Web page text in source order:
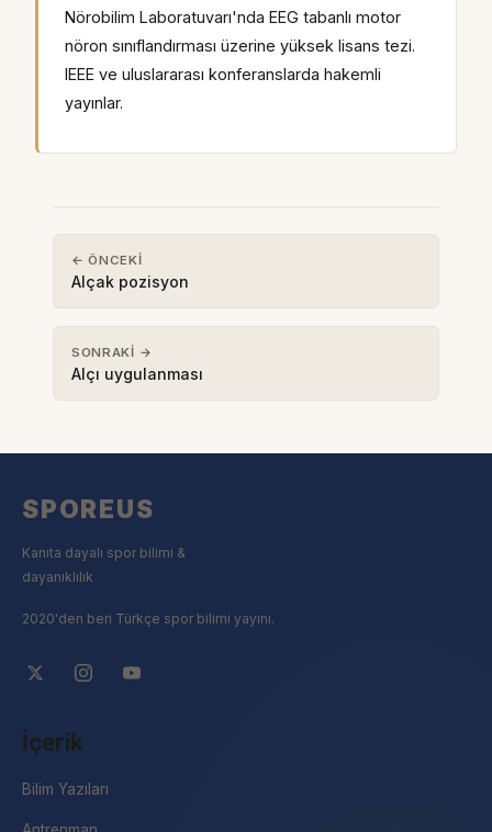
Nörobilim Laboratuvarı'nda EEG tabanlı motor
nöron sınıflandırması üzerine yüksek lisans tezi.
IEEE ve uluslararası konferanslarda hakemli
yayınlar.
← ÖNCEKI
Alçak pozisyon
SONRAKI →
Alçı uygulanması
SPOREUS
Kanıta dayalı spor bilimi &
dayanıklılık
2020'den beri Türkçe spor bilimi yayını.
İçerik
Bilim Yazıları